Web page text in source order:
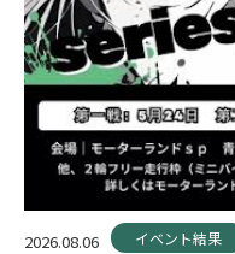
2026.08.06 イベント結果